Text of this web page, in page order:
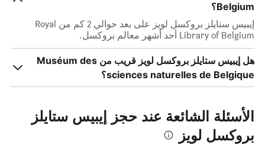
Belgium؟
إيبيس ستايلز بروكسل لويز على بعد حوالي 2 كم من Royal
Library of Belgium أحد أشهر معالم بروكسل.
هل إيبيس ستايلز بروكسل لويز قريب من Muséum des
sciences naturelles de Belgique؟
الأسئلة الشائعة عند حجز إيبيس ستايلز
بروكسل لويز